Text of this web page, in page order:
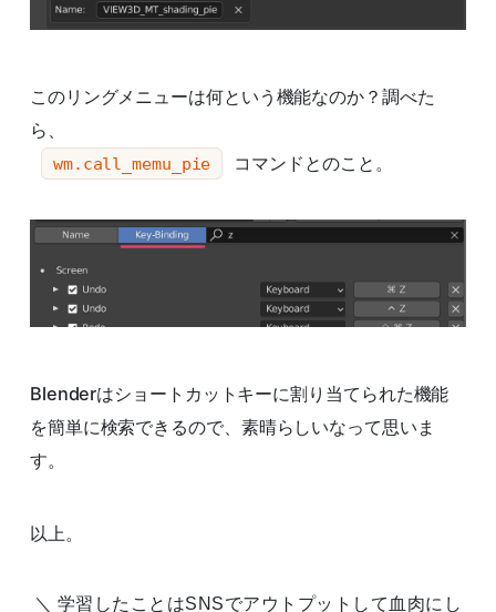
このリングメニューは何という機能なのか？調べた
ら、
wm.call_memu_pie コマンドとのこと。
Blenderはショートカットキーに割り当てられた機能
を簡単に検索できるので、素晴らしいなって思いま
す。
以上。
学習したことはSNSでアウトプットして血肉にし